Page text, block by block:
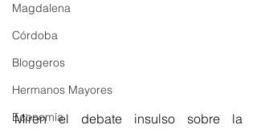
Magdalena
Córdoba
Bloggeros
Hermanos Mayores
Economía
Miren el debate insulso sobre la